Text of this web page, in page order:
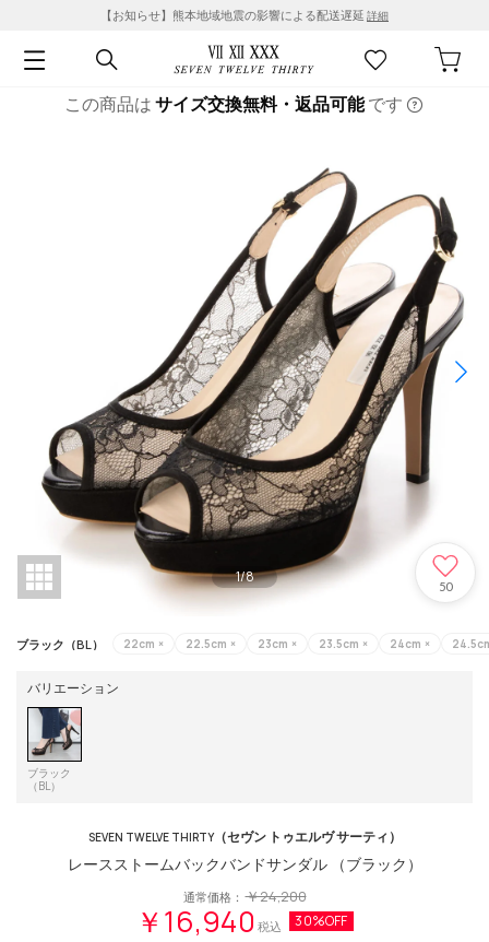
【お知らせ】熊本地域地震の影響による配送遅延 詳細
この商品はサイズ交換無料・返品可能です
1/8
50
ブラック（BL） 22cm × 22.5cm × 23cm × 23.5cm × 24cm ×
バリエーション
ブラック
（BL）
SEVEN TWELVE THIRTY（セヴン トゥエルヴ サーティ）
レースストームバックバンドサンダル （ブラック）
通常価格：￥24,200
￥16,940 税込 30%OFF